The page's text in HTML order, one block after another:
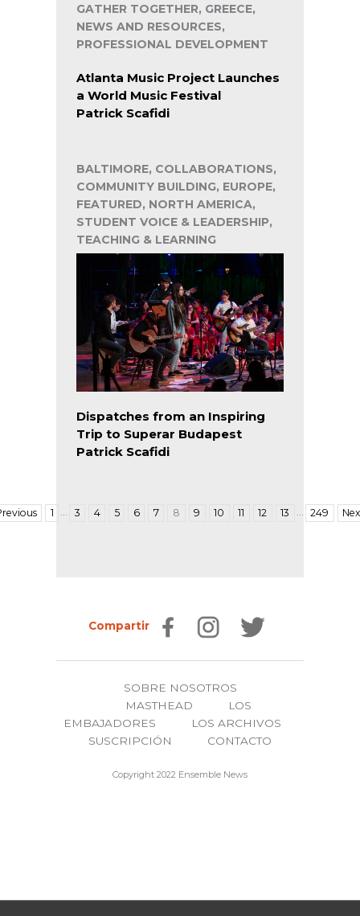
GATHER TOGETHER, GREECE,
NEWS AND RESOURCES,
PROFESSIONAL DEVELOPMENT
Atlanta Music Project Launches
a World Music Festival
Patrick Scafidi
BALTIMORE, COLLABORATIONS,
COMMUNITY BUILDING, EUROPE,
FEATURED, NORTH AMERICA,
STUDENT VOICE & LEADERSHIP,
TEACHING & LEARNING
Dispatches from an Inspiring
Trip to Superar Budapest
Patrick Scafidi
1 … 3 4 5 6 7 8 9 10 11 12 13 … 249
Compartir
SOBRE NOSOTROS
MASTHEAD
LOS
EMBAJADORES
LOS ARCHIVOS
SUSCRIPCIÓN
CONTACTO
Copyright 2022 Ensemble News